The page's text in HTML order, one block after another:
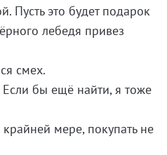
Пусть это будет подарок
лебедя привез
смех.
бы ещё найти, я тоже
мере, покупать не